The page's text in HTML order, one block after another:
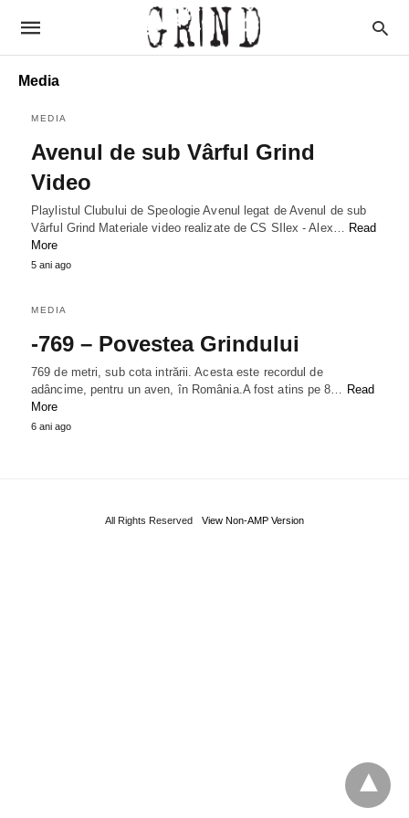
Media
MEDIA
Avenul de sub Vârful Grind
Video
Playlistul Clubului de Speologie Avenul legat de Avenul de sub
Vârful Grind Materiale video realizate de CS SIlex - Alex… Read
More
5 ani ago
MEDIA
-769 – Povestea Grindului
769 de metri, sub cota intrării. Acesta este recordul de
adâncime, pentru un aven, în România.A fost atins pe 8… Read
More
6 ani ago
All Rights Reserved View Non-AMP Version